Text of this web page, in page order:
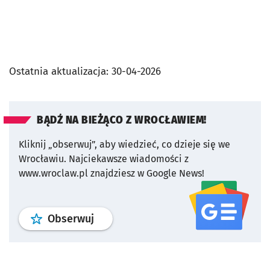
Ostatnia aktualizacja: 30-04-2026
BĄDŹ NA BIEŻĄCO Z WROCŁAWIEM!
Kliknij „obserwuj”, aby wiedzieć, co dzieje się we
Wrocławiu. Najciekawsze wiadomości z
www.wroclaw.pl znajdziesz w Google News!
Obserwuj profil serwisu